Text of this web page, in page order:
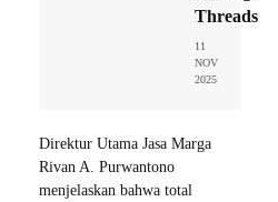
Threads
11
NOV
2025
Direktur Utama Jasa Marga
Rivan A. Purwantono
menjelaskan bahwa total